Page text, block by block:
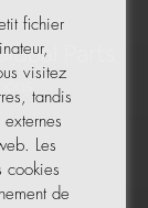
fichier
visitez
tandis
Les
cookies
de